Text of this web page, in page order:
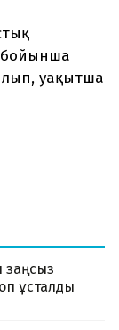
бойынша
уақытша
заңсыз
ұсталды